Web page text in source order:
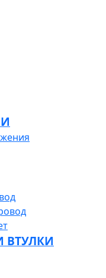
ВТУЛКИ